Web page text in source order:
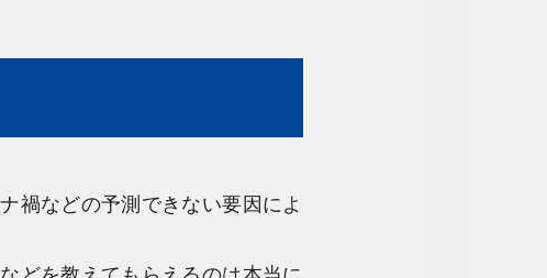
禍などの予測できない要因によ